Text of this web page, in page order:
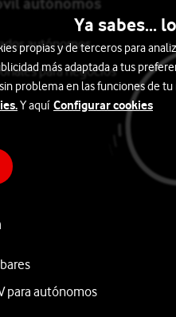
autónomos
para negocios
para autónomos
Ya sabes...
propias y de terceros para
más adaptada a tus
problema en las funciones de
Y aquí Configurar cookies